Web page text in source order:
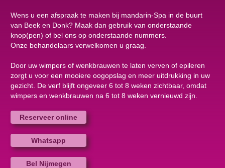
Wens u een afspraak te maken bij mandarin-Spa in de buurt
van Beek en Donk? Maak dan gebruik van onderstaande
knop(pen) of bel ons op onderstaande nummers.
Onze behandelaars verwelkomen u graag.
Door uw wimpers of wenkbrauwen te laten verven of epileren
zorgt u voor een mooiere oogopslag en meer uitdrukking in uw
gezicht. De verf blijft ongeveer 6 tot 8 weken zichtbaar, omdat
wimpers en wenkbrauwen na 6 tot 8 weken vernieuwd zijn.
Reserveer online
Whatsapp
Bel Nijmegen